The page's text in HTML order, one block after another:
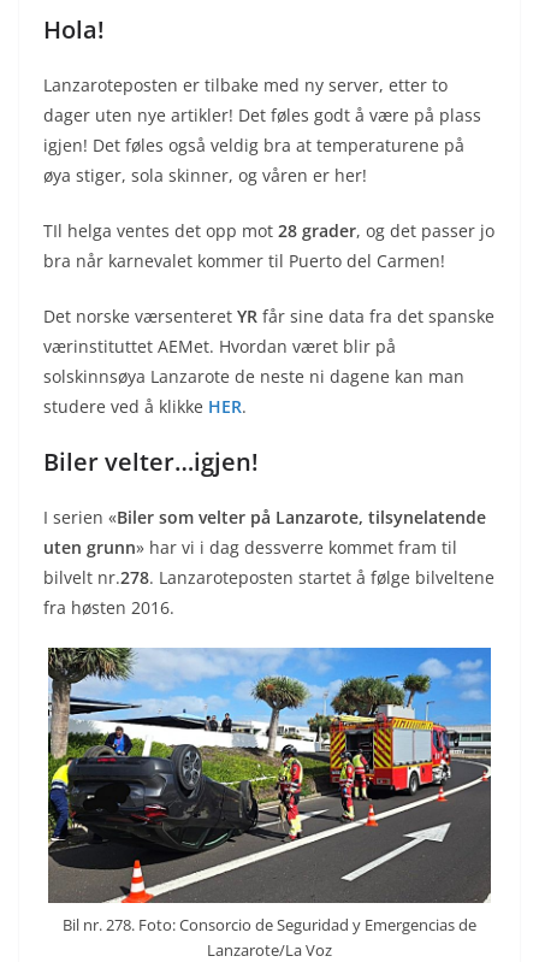
Hola!
Lanzaroteposten er tilbake med ny server, etter to
dager uten nye artikler! Det føles godt å være på plass
igjen! Det føles også veldig bra at temperaturene på
øya stiger, sola skinner, og våren er her!
TIl helga ventes det opp mot 28 grader, og det passer jo
bra når karnevalet kommer til Puerto del Carmen!
Det norske værsenteret YR får sine data fra det spanske
værinstituttet AEMet. Hvordan været blir på
solskinnsøya Lanzarote de neste ni dagene kan man
studere ved å klikke HER.
Biler velter…igjen!
I serien «Biler som velter på Lanzarote, tilsynelatende
uten grunn» har vi i dag dessverre kommet fram til
bilvelt nr.278. Lanzaroteposten startet å følge bilveltene
fra høsten 2016.
Bil nr. 278. Foto: Consorcio de Seguridad y Emergencias de
Lanzarote/La Voz